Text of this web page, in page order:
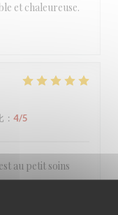
et chaleureuse.
: 4/5
au petit soins
moment. Le